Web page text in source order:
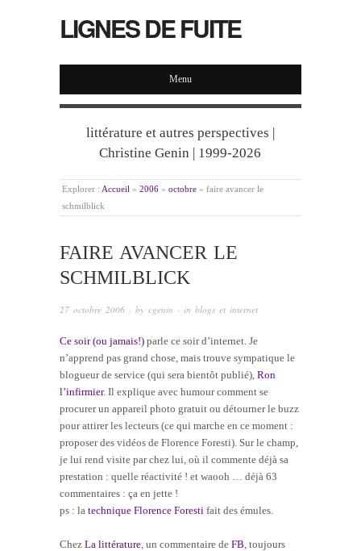
LIGNES DE FUITE
Menu
littérature et autres perspectives |
Christine Genin | 1999-2026
Explorer : Accueil » 2006 » octobre » faire avancer le
schmilblick
FAIRE AVANCER LE
SCHMILBLICK
27 octobre 2006 · by cgenin · in blogs et internet
Ce soir (ou jamais!) parle ce soir d’internet. Je
n’apprend pas grand chose, mais trouve sympatique le
blogueur de service (qui sera bientôt publié), Ron
l’infirmier. Il explique avec humour comment se
procurer un appareil photo gratuit ou détourner le buzz
pour attirer les lecteurs (ce qui marche en ce moment :
proposer des vidéos de Florence Foresti). Sur le champ,
je lui rend visite par chez lui, où il commente déjà sa
prestation : quelle réactivité ! et waooh … déjà 63
commentaires : ça en jette !
ps : la technique Florence Foresti fait des émules.
Chez La littérature , un commentaire de FB , toujours